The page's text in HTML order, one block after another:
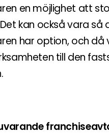
en möjlighet att
kan också vara så
har option, och då
till den